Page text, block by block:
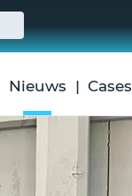
Nieuws Cases